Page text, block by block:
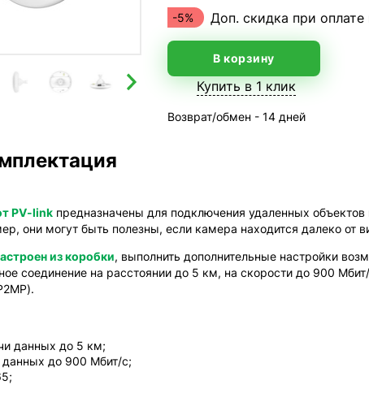
-5% Доп. скидка при оплате
В корзину
Купить в 1 клик
Возврат/обмен - 14 дней
PV-link предназначены для подключения удаленных
они могут быть полезны, если камера находится далеко от
из коробки, выполнить дополнительные настройки
соединение на расстоянии до 5 км, на скорости до 900
данных до 5 км;
до 900 Мбит/с;